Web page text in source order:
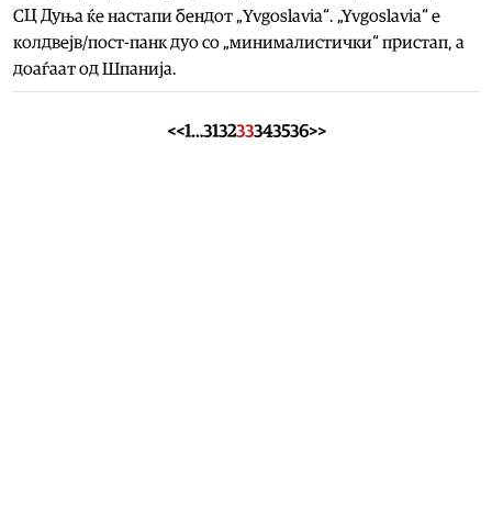
СЦ Дуња ќе настапи бендот „Yvgoslavia“. „Yvgoslavia“ е
колдвејв/пост-панк дуо со „минималистички“ пристап, а
доаѓаат од Шпанија.
<<1…313233343536>>